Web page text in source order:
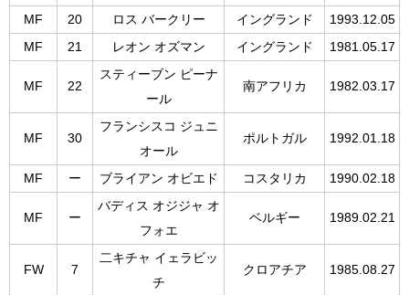
MF
20 ロス バークリー イングランド
1993.12.05
MF
21 レオン オズマン イングランド 1981.05.17
MF 22
スティーブン ピーナ
ール
南アフリカ 1982.03.17
MF 30
フランシスコ ジュニ
オール
ポルトガル 1992.01.18
MF ー ブライアン オビエド コスタリカ 1990.02.18
MF ー
バディス オジジャ オ
フォエ
ベルギー 1989.02.21
FW 7
二キチャ イェラビッ
チ
クロアチア 1985.08.27